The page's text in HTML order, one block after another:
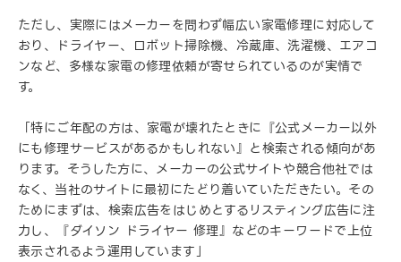
ただし、実際にはメーカーを問わず幅広い家電修理に対応して
おり、ドライヤー、ロボット掃除機、冷蔵庫、洗濯機、エアコ
ンなど、多様な家電の修理依頼が寄せられているのが実情で
す。
「特にご年配の方は、家電が壊れたときに『公式メーカー以外
にも修理サービスがあるかもしれない』と検索される傾向があ
ります。そうした方に、メーカーの公式サイトや競合他社では
なく、当社のサイトに最初にたどり着いていただきたい。その
ためにまずは、検索広告をはじめとするリスティング広告に注
力し、『ダイソン ドライヤー 修理』などのキーワードで上位
表示されるよう運用しています」